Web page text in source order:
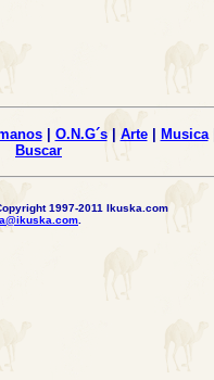
| O.N.G´s| Arte| Musica|
Buscar
1997-2011 Ikuska.com